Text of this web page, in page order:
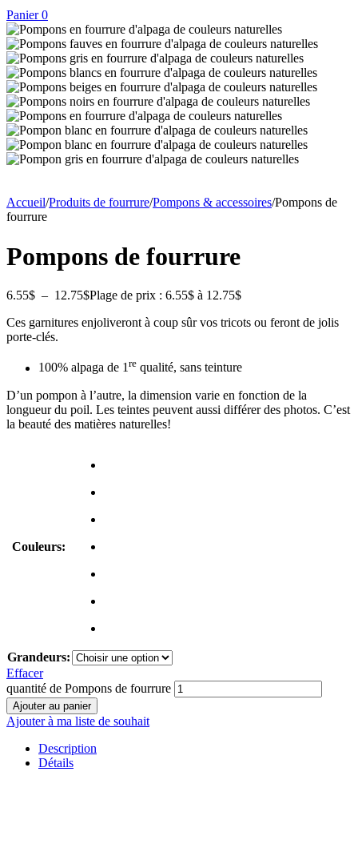
Panier 0
Accueil/Produits de fourrure/Pompons & accessoires/Pompons de
fourrure
Pompons de fourrure
6.55$ – 12.75$Plage de prix : 6.55$ à 12.75$
Ces garnitures enjoliveront à coup sûr vos tricots ou feront de jolis
porte-clés.
100% alpaga de 1re qualité, sans teinture
D’un pompon à l’autre, la dimension varie en fonction de la
longueur du poil. Les teintes peuvent aussi différer des photos. C’est
la beauté des matières naturelles!
Couleurs:
Grandeurs:
Effacer
quantité de Pompons de fourrure
Ajouter au panier
Ajouter à ma liste de souhait
Description
Détails